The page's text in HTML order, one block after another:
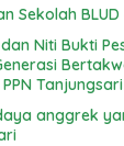
Sekolah
Niti Bukti
Tanjungsari
anggrek